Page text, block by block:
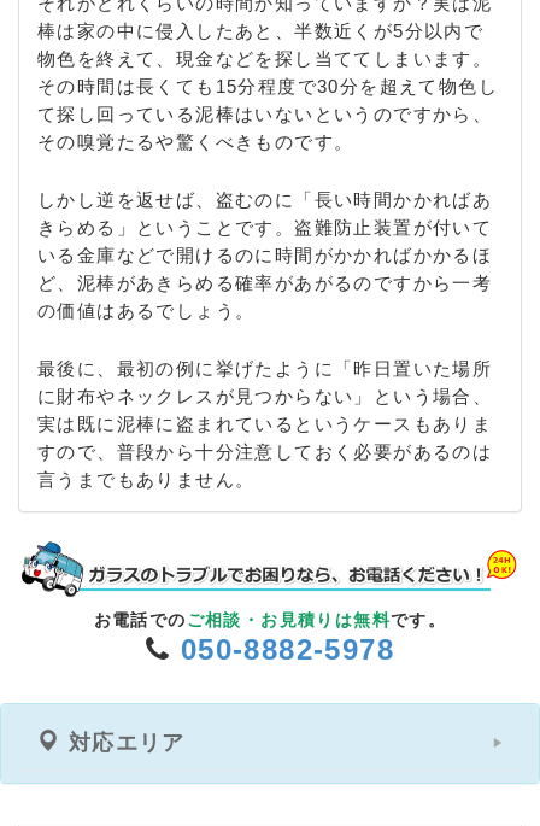
棒は家の中に侵入したあと、半数近くが5分以内で
物色を終えて、現金などを探し当ててしまいます。
その時間は長くても15分程度で30分を超えて物色し
て探し回っている泥棒はいないというのですから、
その嗅覚たるや驚くべきものです。
しかし逆を返せば、盗むのに「長い時間かかればあ
きらめる」ということです。盗難防止装置が付いて
いる金庫などで開けるのに時間がかかればかかるほ
ど、泥棒があきらめる確率があがるのですから一考
の価値はあるでしょう。
最後に、最初の例に挙げたように「昨日置いた場所
に財布やネックレスが見つからない」という場合、
実は既に泥棒に盗まれているというケースもありま
すので、普段から十分注意しておく必要があるのは
言うまでもありません。
お電話での ご相談・お見積りは無料です。
050-8882-5978
対応エリア